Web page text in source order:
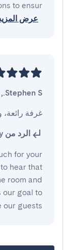
to ensur
عرض
Stephen S.
,
غرفة
الرد من GuestReady
for your
hear that
room and
our goal to
our guests